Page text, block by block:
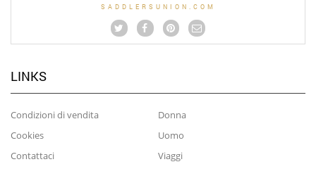
SADDLERSUNION.COM
LINKS
Condizioni di vendita
Cookies
Contattaci
Donna
Uomo
Viaggi